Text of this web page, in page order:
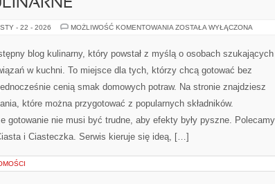
praktycznymi poradami. To miejsce dla osób, które
kochają spokój nad brzegiem, ale jednocześnie chcą
łowić skuteczniej. Niezależnie od tego, czy interesuje
Cię jerkowanie, karpiarstwo, grunt, muchówka, wypady
wyprawy – MOCZYKIJE ma w sobie dokładnie ten klimat,
nie udaje encyklopedii oderwanej od rzeczywistości. Tutaj liczy